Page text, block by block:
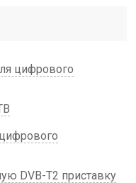
цифрового
DVB-T2 приставку